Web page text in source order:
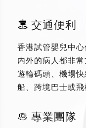
交通便利
香港試管嬰兒中
内外的病人都非
遊輪碼頭、機場快
船、跨境巴士或飛
專業團隊